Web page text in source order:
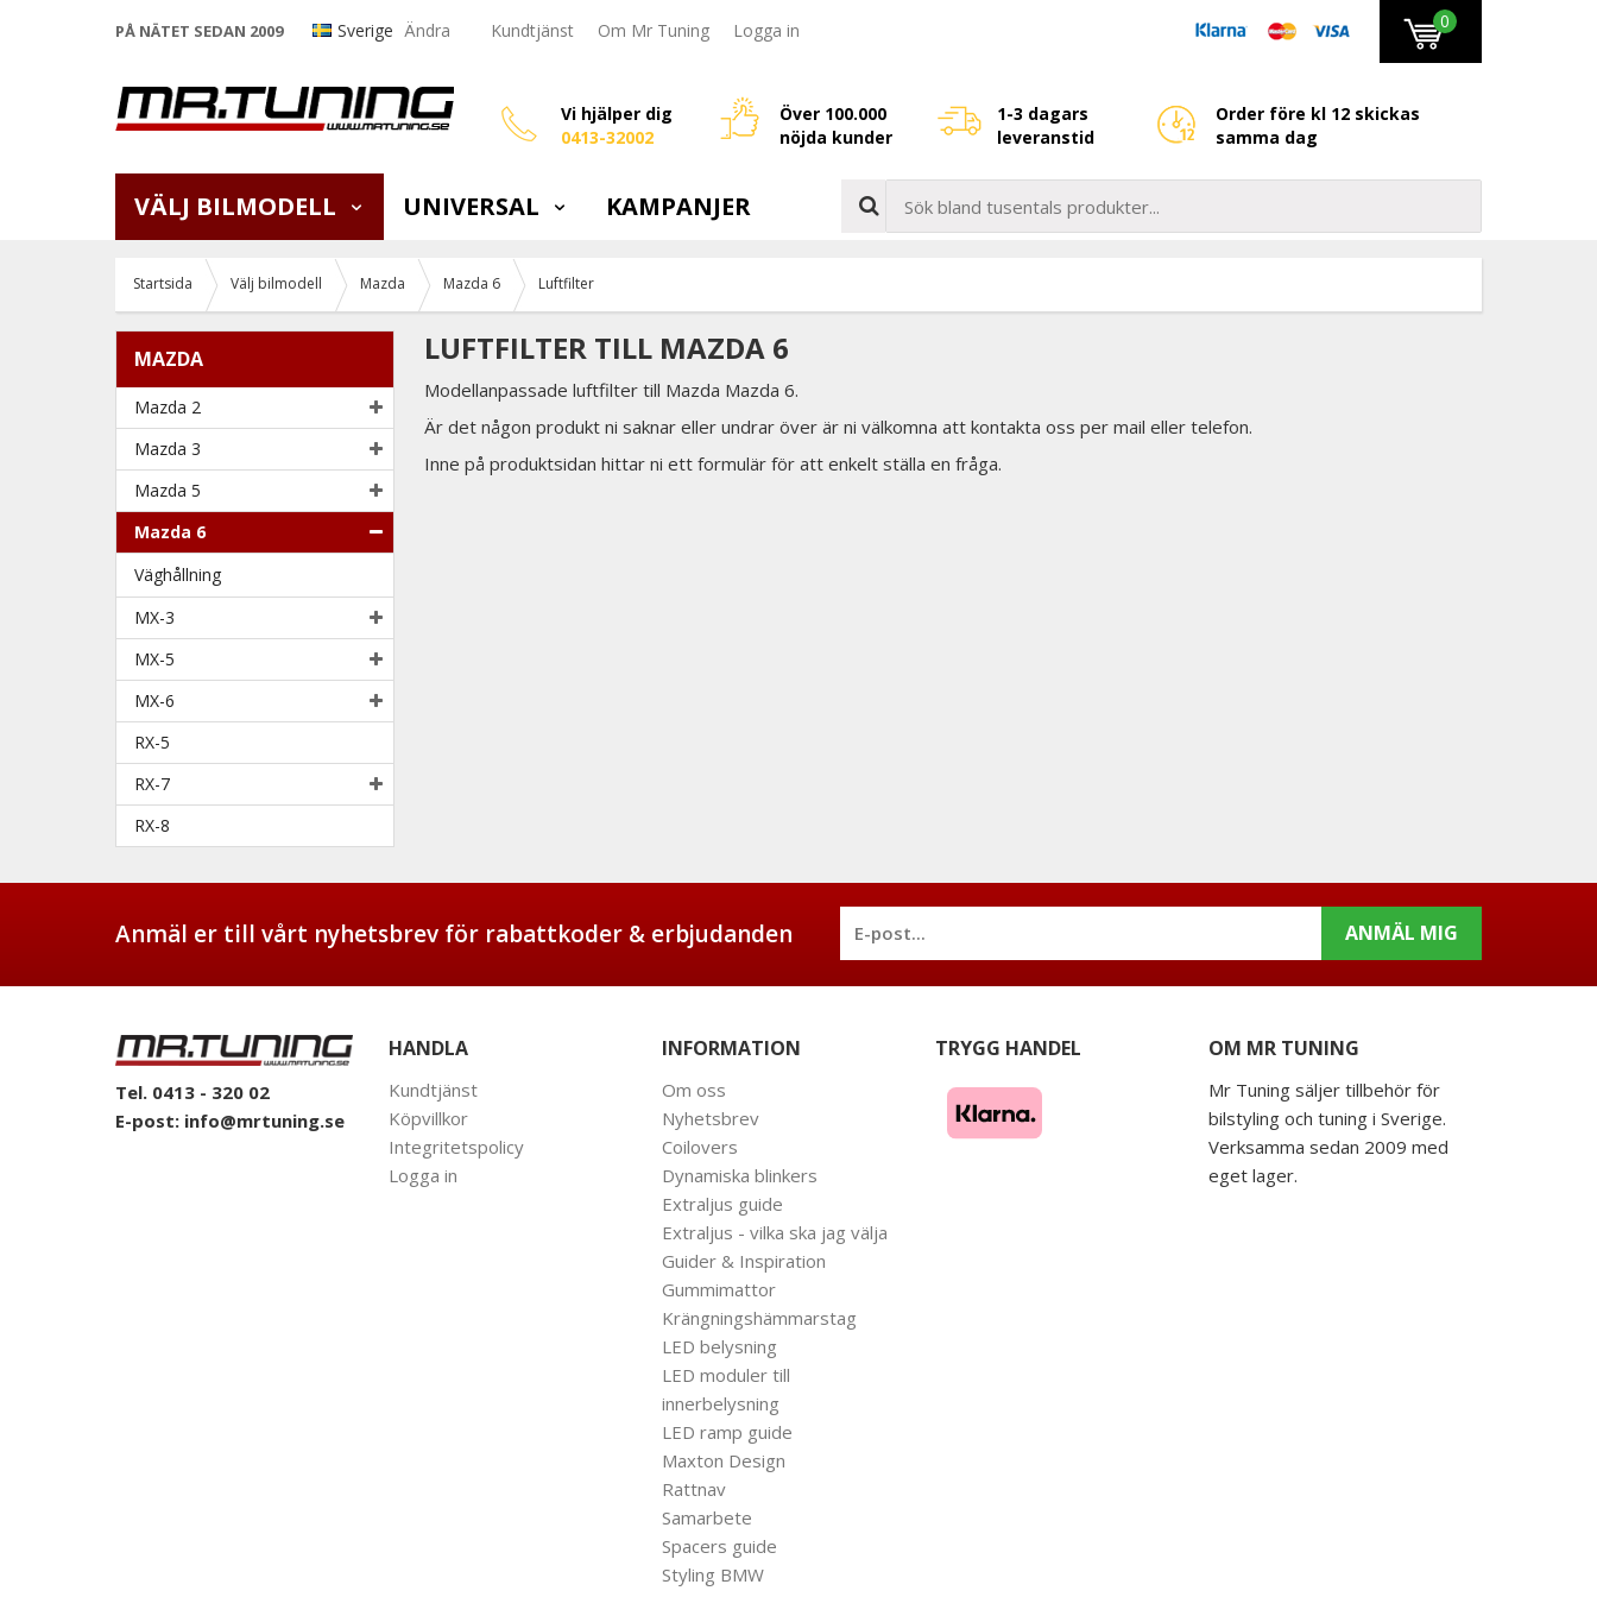
PÅ NÄTET SEDAN 2009 Sverige Ändra Kundtjänst Om Mr Tuning Logga in 0
Vi hjälper dig
0413-32002
Över 100.000
nöjda kunder
1-3 dagars
leveranstid
Order före kl 12 skickas
samma dag
VÄLJ BILMODELL UNIVERSAL KAMPANJER
Startsida Välj bilmodell Mazda Mazda 6 Luftfilter
MAZDA
Mazda 2
Mazda 3
Mazda 5
Mazda 6
Väghållning
MX-3
MX-5
MX-6
RX-5
RX-7
RX-8
LUFTFILTER TILL MAZDA 6
Modellanpassade luftfilter till Mazda Mazda 6.
Är det någon produkt ni saknar eller undrar över är ni välkomna att kontakta oss per mail eller telefon.
Inne på produktsidan hittar ni ett formulär för att enkelt ställa en fråga.
Anmäl er till vårt nyhetsbrev för rabattkoder & erbjudanden ANMÄL MIG
Tel. 0413 - 320 02
E-post: info@mrtuning.se
HANDLA
Kundtjänst
Köpvillkor
Integritetspolicy
Logga in
INFORMATION
Om oss
Nyhetsbrev
Coilovers
Dynamiska blinkers
Extraljus guide
Extraljus - vilka ska jag välja
Guider & Inspiration
Gummimattor
Krängningshämmarstag
LED belysning
LED moduler till
innerbelysning
LED ramp guide
Maxton Design
Rattnav
Samarbete
Spacers guide
Styling BMW
TRYGG HANDEL OM MR TUNING
Mr Tuning säljer tillbehör för
bilstyling och tuning i Sverige.
Verksamma sedan 2009 med
eget lager.